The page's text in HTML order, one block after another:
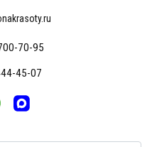
70-95
45-07